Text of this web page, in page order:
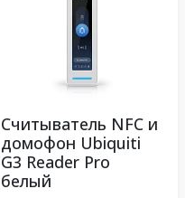
Считыватель NFC и
домофон Ubiquiti
G3 Reader Pro
белый